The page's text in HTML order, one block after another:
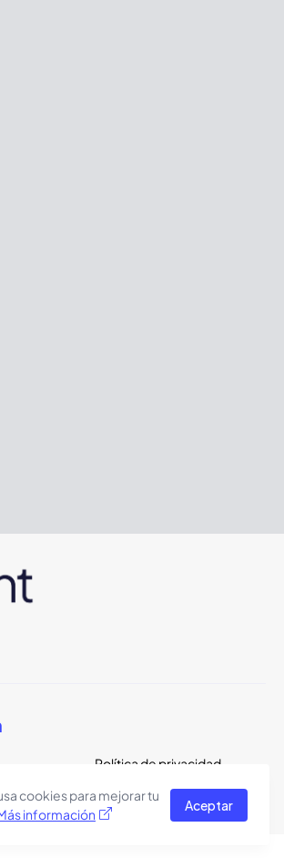
Política de privacidad
cookies para mejorar tu
información
Aceptar